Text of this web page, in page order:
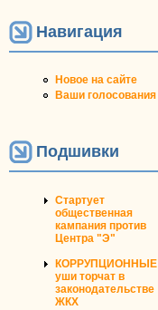
Навигация
Новое на сайте
Ваши голосования
Подшивки
Стартует
общественная
кампания против
Центра "Э"
КОРРУПЦИОННЫЕ
уши торчат в
законодательстве
ЖКХ